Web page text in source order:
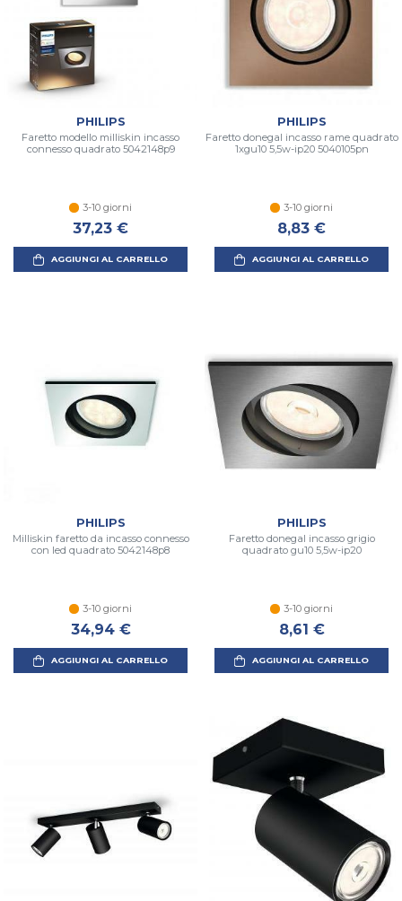
PHILIPS
Faretto modello milliskin incasso
connesso quadrato 5042148p9
3-10 giorni
37,23 €
AGGIUNGI AL CARRELLO
PHILIPS
Faretto donegal incasso rame quadrato
1xgu10 5,5w-ip20 5040105pn
3-10 giorni
8,83 €
AGGIUNGI AL CARRELLO
PHILIPS
Milliskin faretto da incasso connesso
con led quadrato 5042148p8
3-10 giorni
34,94 €
AGGIUNGI AL CARRELLO
PHILIPS
Faretto donegal incasso grigio
quadrato gu10 5,5w-ip20
3-10 giorni
8,61 €
AGGIUNGI AL CARRELLO